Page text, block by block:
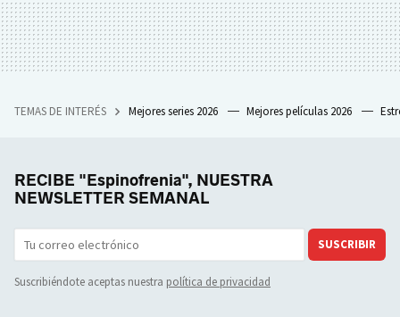
TEMAS DE INTERÉS Mejores series 2026 Mejores películas 2026
RECIBE "Espinofrenia", NUESTRA
NEWSLETTER SEMANAL
SUSCRIBIR
Suscribiéndote aceptas nuestra política de privacidad